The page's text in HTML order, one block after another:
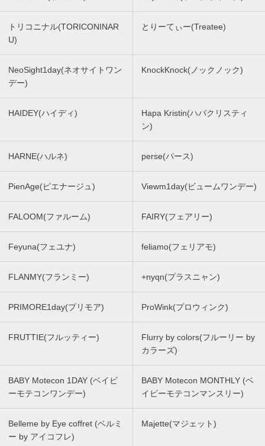
トリコニナル(TORICONINAR
U)
とりーてぃー(Treatee)
NeoSight1day(ネオサイトワン
デー)
KnockKnock(ノックノック)
HAIDEY(ハイディ)
Hapa Kristin(ハパクリスティ
ン)
HARNE(ハルネ) perse(パース)
PienAge(ピエナージュ) Viewm1day(ビュームワンデー)
FALOOM(ファルーム) FAIRY(フェアリー)
Feyuna(フェユナ) feliamo(フェリアモ)
FLANMY(フランミー) +nyqn(プラスニャン)
PRIMORE1day(プリモア) ProWink(プロウィンク)
FRUTTIE(フルッティー)
Flurry by colors(フルーリー by
カラーズ)
BABY Motecon 1DAY (ベイビ
ーモテコンワンデー)
BABY Motecon MONTHLY (ベ
イビーモテコンマンスリー)
Belleme by Eye coffret (ベルミ
ー by アイコフレ)
Majette(マジェット)